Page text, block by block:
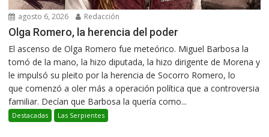
agosto 6, 2026 Redacción
Olga Romero, la herencia del poder
El ascenso de Olga Romero fue meteórico. Miguel Barbosa la
tomó de la mano, la hizo diputada, la hizo dirigente de Morena y
le impulsó su pleito por la herencia de Socorro Romero, lo
que comenzó a oler más a operación política que a controversia
familiar. Decían que Barbosa la quería como...
Destacadas Las Serpientes